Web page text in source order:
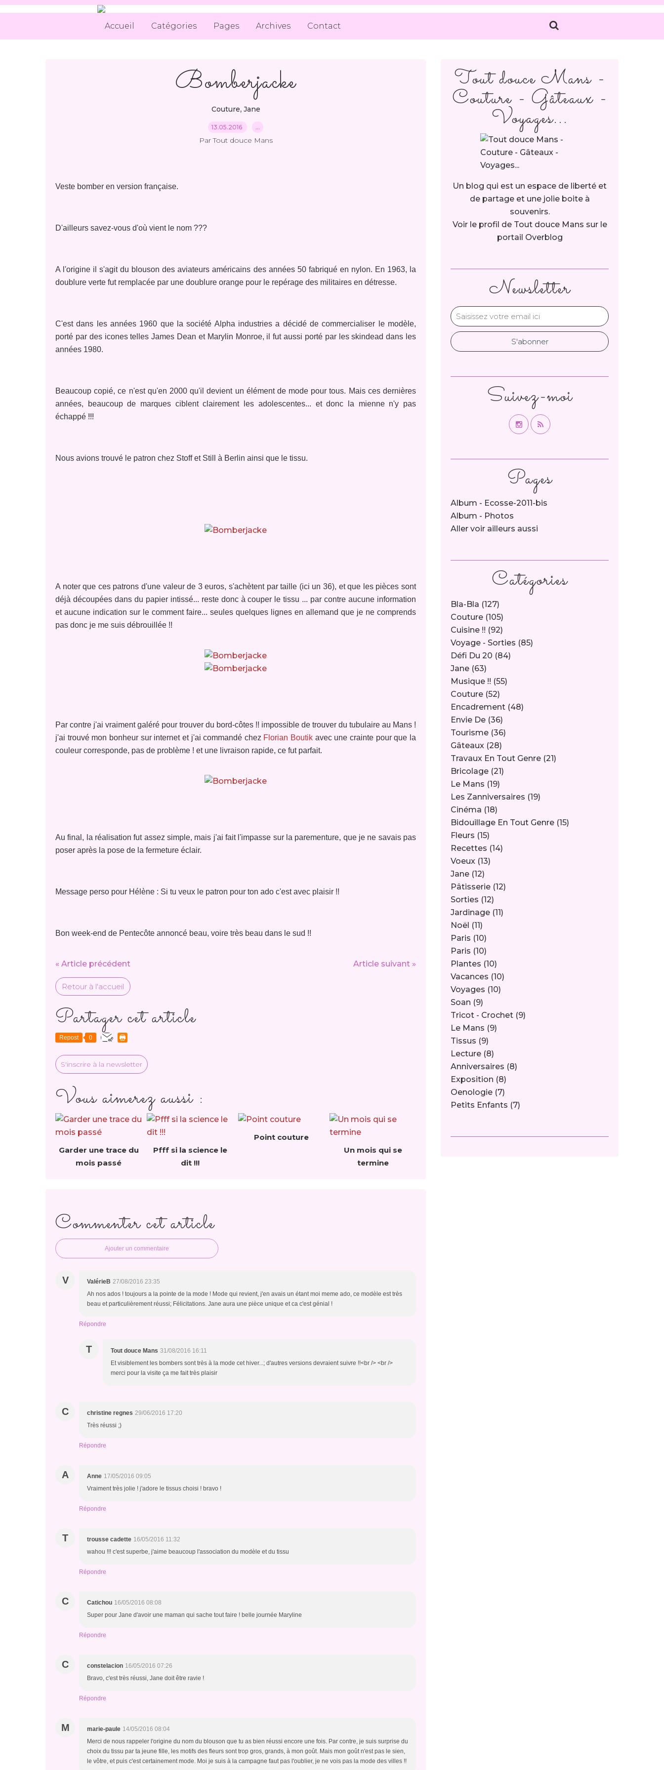
Accueil Catégories Pages Archives Contact
Bomberjacke
Couture, Jane
13.05.2016 …
Par Tout douce Mans
Veste bomber en version française.
D'ailleurs savez-vous d'où vient le nom ???
A l'origine il s'agit du blouson des aviateurs américains des années 50 fabriqué en nylon. En 1963, la
doublure verte fut remplacée par une doublure orange pour le repérage des militaires en détresse.
C'est dans les années 1960 que la société Alpha industries a décidé de commercialiser le modèle,
porté par des icones telles James Dean et Marylin Monroe, il fut aussi porté par les skindead dans les
années 1980.
Beaucoup copié, ce n'est qu'en 2000 qu'il devient un élément de mode pour tous. Mais ces dernières
années, beaucoup de marques ciblent clairement les adolescentes... et donc la mienne n'y pas
échappé !!!
Nous avions trouvé le patron chez Stoff et Still à Berlin ainsi que le tissu.
A noter que ces patrons d'une valeur de 3 euros, s'achètent par taille (ici un 36), et que les pièces sont
déjà découpées dans du papier intissé... reste donc à couper le tissu ... par contre aucune information
et aucune indication sur le comment faire... seules quelques lignes en allemand que je ne comprends
pas donc je me suis débrouillée !!
Par contre j'ai vraiment galéré pour trouver du bord-côtes !! impossible de trouver du tubulaire au Mans !
j'ai trouvé mon bonheur sur internet et j'ai commandé chez Florian Boutik avec une crainte pour que la
couleur corresponde, pas de problème ! et une livraison rapide, ce fut parfait.
Au final, la réalisation fut assez simple, mais j'ai fait l'impasse sur la parementure, que je ne savais pas
poser après la pose de la fermeture éclair.
Message perso pour Hélène : Si tu veux le patron pour ton ado c'est avec plaisir !!
Bon week-end de Pentecôte annoncé beau, voire très beau dans le sud !!
« Article précédent Article suivant »
Retour à l'accueil
Partager cet article
Repost 0
S'inscrire à la newsletter
Vous aimerez aussi :
Garder une trace du
mois passé
Pfff si la science le
dit !!!
Point couture
Un mois qui se
termine
Commenter cet article
Ajouter un commentaire
V ValérieB 27/08/2016 23:35
Ah nos ados ! toujours a la pointe de la mode ! Mode qui revient, j'en avais un étant moi meme ado, ce modèle est très
beau et particulièrement réussi; Félicitations. Jane aura une pièce unique et ca c'est génial !
Répondre
T Tout douce Mans 31/08/2016 16:11
Et visiblement les bombers sont très à la mode cet hiver...; d'autres versions devraient suivre !!<br /> <br />
merci pour la visite ça me fait très plaisir
C christine regnes 29/06/2016 17:20
Très réussi ;)
Répondre
A Anne 17/05/2016 09:05
Vraiment très jolie ! j'adore le tissus choisi ! bravo !
Répondre
T trousse cadette 16/05/2016 11:32
wahou !!! c'est superbe, j'aime beaucoup l'association du modèle et du tissu
Répondre
C Catichou 16/05/2016 08:08
Super pour Jane d'avoir une maman qui sache tout faire ! belle journée Maryline
Répondre
C constelacion 16/05/2016 07:26
Bravo, c'est très réussi, Jane doit être ravie !
Répondre
M marie-paule 14/05/2016 08:04
Merci de nous rappeler l'origine du nom du blouson que tu as bien réussi encore une fois. Par contre, je suis surprise du
choix du tissu par ta jeune fille, les motifs des fleurs sont trop gros, grands, à mon goût. Mais mon goût n'est pas le sien,
le vôtre, et puis c'est certainement mode. Moi je suis à la campagne faut pas l'oublier, je ne vois pas la mode des villes !!
Newsletter
Catégories
Bla-Bla (127)
Couture (105)
Cuisine !! (92)
Voyage - Sorties (85)
Défi Du 20 (84)
Jane (63)
Musique !! (55)
Couture (52)
Encadrement (48)
Envie De (36)
Tourisme (36)
Gâteaux (28)
Travaux En Tout Genre (21)
Bricolage (21)
Le Mans (19)
Les Zanniversaires (19)
Cinéma (18)
Bidouillage En Tout Genre (15)
Fleurs (15)
Recettes (14)
Voeux (13)
Jane (12)
Pâtisserie (12)
Sorties (12)
Jardinage (11)
Noël (11)
Paris (10)
Paris (10)
Plantes (10)
Vacances (10)
Voyages (10)
Soan (9)
Tricot - Crochet (9)
Le Mans (9)
Tissus (9)
Lecture (8)
Anniversaires (8)
Exposition (8)
Oenologie (7)
Petits Enfants (7)
Pages
Album - Ecosse-2011-bis
Album - Photos
Aller voir ailleurs aussi
Tout douce Mans -
Couture - Gâteaux -
Voyages...
Un blog qui est un espace de liberté et
de partage et une jolie boite à
souvenirs.
Voir le profil de Tout douce Mans sur le
portail Overblog
Suivez-moi